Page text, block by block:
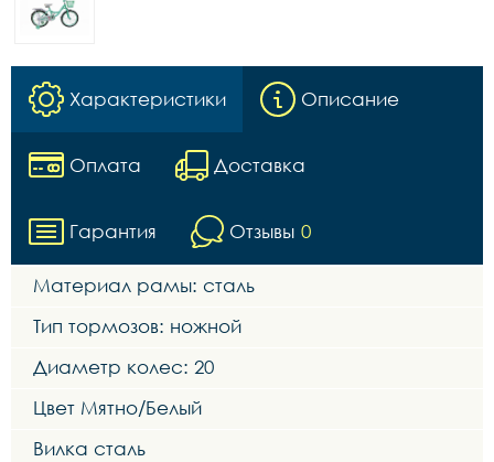
Характеристики Описание
Оплата Доставка
Гарантия Отзывы 0
Материал рамы: сталь
Тип тормозов: ножной
Диаметр колес: 20
Цвет Мятно/Белый
Вилка сталь